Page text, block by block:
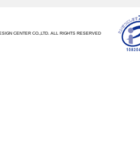
CENTER CO.,LTD. ALL RIGHTS RESERVED